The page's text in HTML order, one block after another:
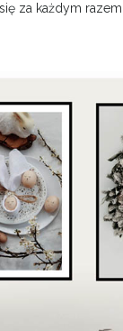
za każdym